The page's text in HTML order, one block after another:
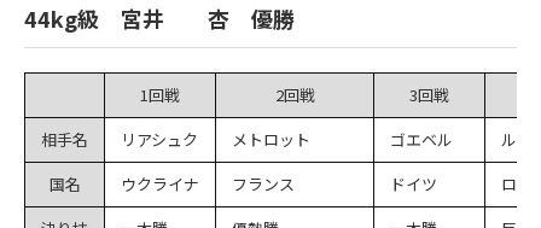
44kg級 宮井 杏 優勝
1回戦 2回戦 3回戦
相手名
リアシュク メトロット ゴエベル
ルキ
国名
ウクライナ フランス ドイツ
ロシ